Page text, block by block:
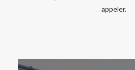
appeler.